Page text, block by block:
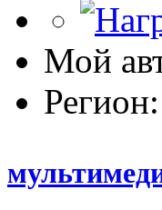
Мой